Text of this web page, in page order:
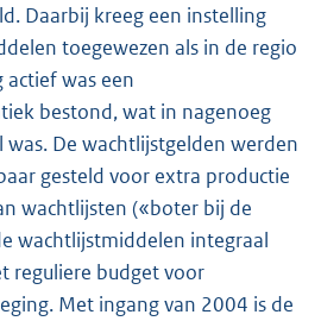
Daarbij kreeg een instelling
toegewezen als in de regio
was een
bestond, wat in nagenoeg
was. De wachtlijstgelden werden
gesteld voor extra productie
wachtlijsten («boter bij de
wachtlijstmiddelen integraal
reguliere budget voor
Met ingang van 2004 is de